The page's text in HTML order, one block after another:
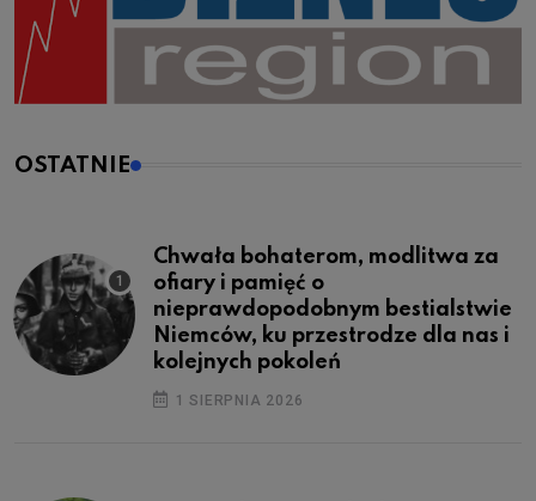
OSTATNIE
Chwała bohaterom, modlitwa za
ofiary i pamięć o
nieprawdopodobnym bestialstwie
Niemców, ku przestrodze dla nas i
kolejnych pokoleń
1 SIERPNIA 2026